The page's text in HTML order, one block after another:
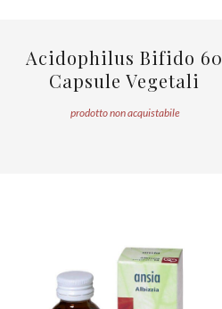
Acidophilus Bifido 60
Capsule Vegetali
prodotto non acquistabile